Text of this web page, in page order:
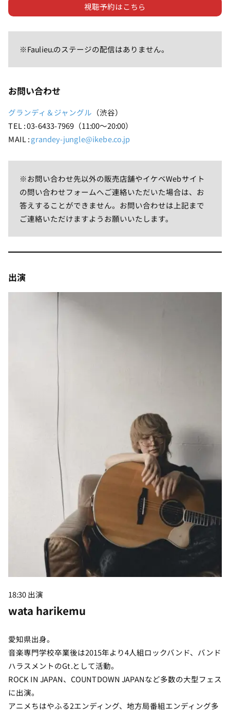
視聴予約はこちら
※Faulieu.のステージの配信はありません。
お問い合わせ
グランディ＆ジャングル （渋谷）
TEL : 03-6433-7969（11:00～20:00）
MAIL :grandey-jungle@ikebe.co.jp
※お問い合わせ先以外の販売店舗やイケベWebサイト
の問い合わせフォームへご連絡いただいた場合は、お
答えすることができません。お問い合わせは上記まで
ご連絡いただけますようお願いいたします。
出演
18:30 出演
wata harikemu
愛知県出身。
音楽専門学校卒業後は2015年より4人組ロックバンド、バンド
ハラスメントのGt.として活動。
ROCK IN JAPAN、COUNTDOWN JAPANなど多数の大型フェス
に出演。
アニメちはやふる2エンディング、地方局番組エンディング多